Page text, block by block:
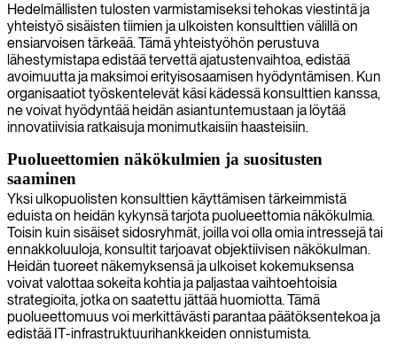
Hedelmällisten tulosten varmistamiseksi tehokas viestintä ja
yhteistyö sisäisten tiimien ja ulkoisten konsulttien välillä on
ensiarvoisen tärkeää. Tämä yhteistyöhön perustuva
lähestymistapa edistää tervettä ajatustenvaihtoa, edistää
avoimuutta ja maksimoi erityisosaamisen hyödyntämisen. Kun
organisaatiot työskentelevät käsi kädessä konsulttien kanssa,
ne voivat hyödyntää heidän asiantuntemustaan ja löytää
innovatiivisia ratkaisuja monimutkaisiin haasteisiin.
Puolueettomien näkökulmien ja suositusten
saaminen
Yksi ulkopuolisten konsulttien käyttämisen tärkeimmistä
eduista on heidän kykynsä tarjota puolueettomia näkökulmia.
Toisin kuin sisäiset sidosryhmät, joilla voi olla omia intressejä tai
ennakkoluuloja, konsultit tarjoavat objektiivisen näkökulman.
Heidän tuoreet näkemyksensä ja ulkoiset kokemuksensa
voivat valottaa sokeita kohtia ja paljastaa vaihtoehtoisia
strategioita, jotka on saatettu jättää huomiotta. Tämä
puolueettomuus voi merkittävästi parantaa päätöksentekoa ja
edistää IT-infrastruktuurihankkeiden onnistumista.